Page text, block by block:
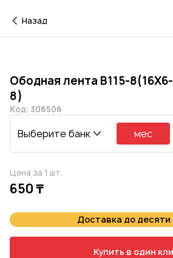
Назад
Ободная лента B115-
8)
Код: 306506
Выберите банк мес
Цена за 1 шт.
650 ₸
Доставка до десяти
Купить в один